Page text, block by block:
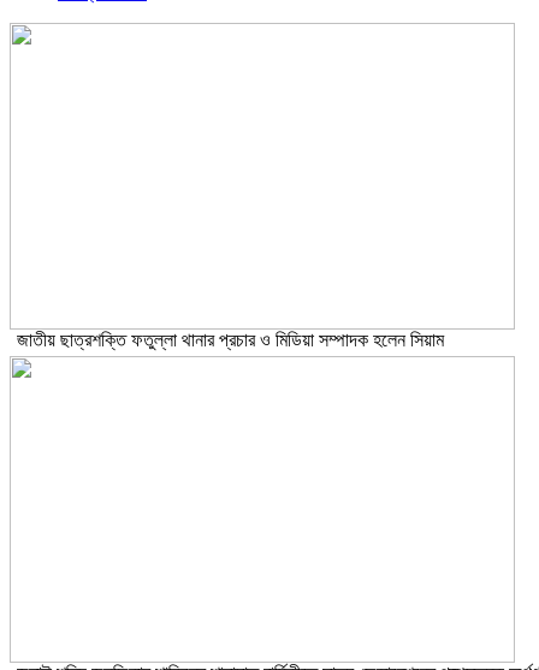
জাতীয় ছাত্রশক্তি ফতুল্লা থানার প্রচার ও মিডিয়া সম্পাদক হলেন সিয়াম